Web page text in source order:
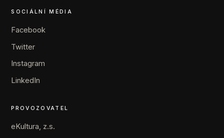
SOCIÁLNÍ MÉDIA
Facebook
Twitter
Instagram
LinkedIn
PROVOZOVATEL
eKultura, z.s.